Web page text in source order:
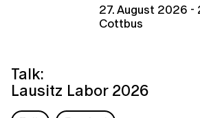
27. August 2026
Cottbus
Talk:
Lausitz Labor 2026